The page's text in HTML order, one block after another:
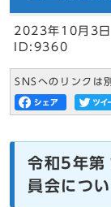
2023年10月3日
ID:9360
SNSへのリンクは
令和5年第
員会につ